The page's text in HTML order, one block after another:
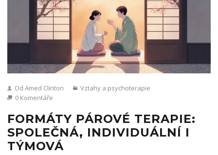
Od Amed Clinton
Vztahy a psychoterapie
0 Komentáře
FORMÁTY PÁROVÉ TERAPIE:
SPOLEČNÁ, INDIVIDUÁLNÍ I
TÝMOVÁ